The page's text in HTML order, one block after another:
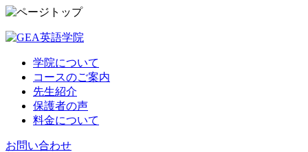
学院について
コースのご案内
先生紹介
保護者の声
料金について
お問い合わせ